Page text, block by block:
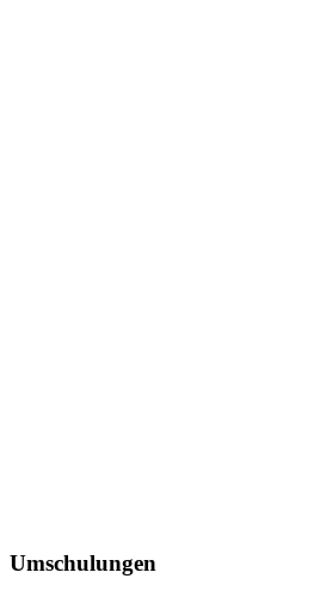
Umschulungen